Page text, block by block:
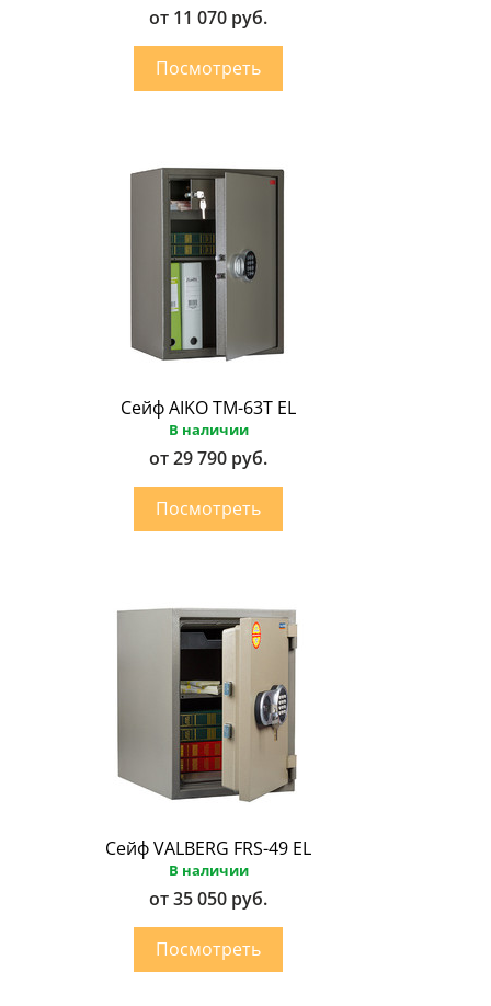
от 11 070 руб.
Сейф AIKO ТМ-63Т EL
В наличии
от 29 790 руб.
Сейф VALBERG FRS-49 EL
В наличии
от 35 050 руб.